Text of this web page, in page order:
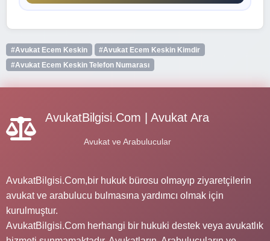
#Avukat Ecem Keskin
#Avukat Ecem Keskin Kimdir
#Avukat Ecem Keskin Telefon Numarası
AvukatBilgisi.Com | Avukat Ara
Avukat ve Arabulucular
AvukatBilgisi.Com,bir hukuk bürosu olmayıp ziyaretçilerin
avukat ve arabulucu bulmasına yardımcı olmak için
kurulmuştur.
AvukatBilgisi.Com herhangi bir hukuki destek veya avukatlık